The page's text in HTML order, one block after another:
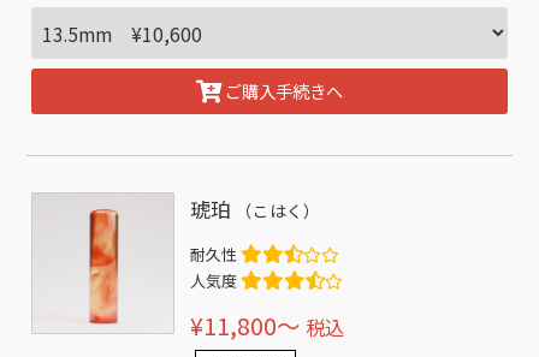
ご購入手続きへ
琥珀 （こはく）
耐久性
人気度
¥11,800〜 税込